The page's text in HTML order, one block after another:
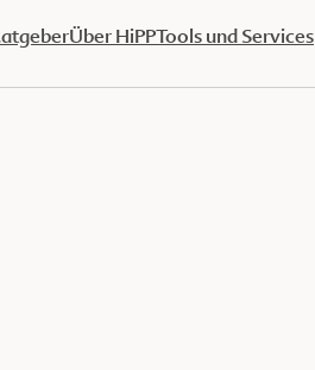
Über HiPPTools und Services